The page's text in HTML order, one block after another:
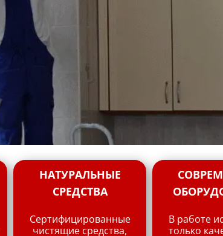
НАТУРАЛЬНЫЕ
СРЕДСТВА
Сертифицированные
чистящие средства,
В работе
только